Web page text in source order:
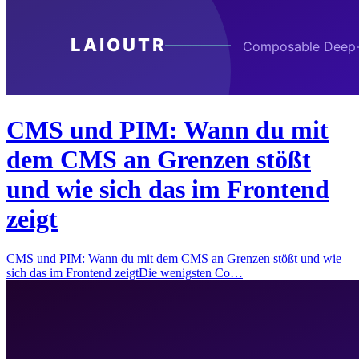
CMS und PIM: Wann du mit
dem CMS an Grenzen stößt
und wie sich das im Frontend
zeigt
CMS und PIM: Wann du mit dem CMS an Grenzen stößt und wie
sich das im Frontend zeigtDie wenigsten Co…